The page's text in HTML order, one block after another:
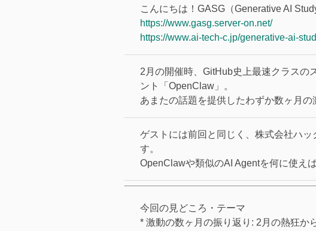
こんにちは！GASG（Generative AI
https://www.gasg.server-on.net/
https://www.ai-tech-c.jp/generative-ai-
2月の開催時、GitHub史上最速クラスの
ント「OpenClaw」。
あまたの話題を提供したわずか数ヶ月
ゲストには前回と同じく、株式会社ハ
す。
OpenClawや類似のAI Agentを何に使え
今回の見どころ・テーマ
* 激動の数ヶ月の振り返り: 2月の熱狂か